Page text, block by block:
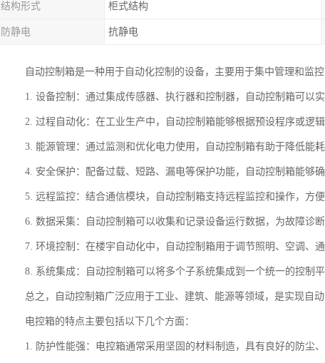
结构形式 柜式结构
防静电 抗静电
自动控制箱是一种用于自动化控制的设备，主要用于集中管理和监
1. 设备控制：通过集成传感器、执行器和控制器，自动控制箱可以
2. 过程自动化：在工业生产中，自动控制箱能够根据预设程序或逻
3. 能源管理：通过监测和优化电力使用，自动控制箱有助于降低能耗
4. 安全保护：配备过载、短路、漏电等保护功能，自动控制箱能够确
5. 远程监控：结合通信模块，自动控制箱支持远程监控和操作，方便
6. 数据采集：自动控制箱可以收集和记录设备运行数据，为故障诊断
7. 环境控制：在楼宇自动化中，自动控制箱用于调节照明、空调、
8. 系统集成：自动控制箱可以将多个子系统集成到一个统一的控制平
总之，自动控制箱广泛应用于工业、建筑、能源等领域，是实现自
电控箱的特点主要包括以下几个方面：
1. 防护性能强：电控箱通常采用坚固的材料制造，具有良好的防尘